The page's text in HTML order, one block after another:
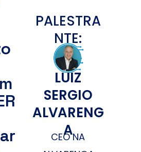
PALESTRA
NTE:
LUIZ
SERGIO
ALVARENG
A
CEO NA